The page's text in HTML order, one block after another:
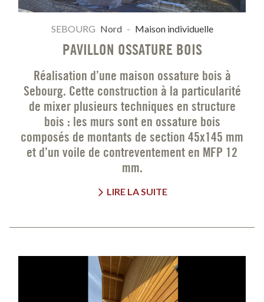
SEBOURG Nord - Maison individuelle
PAVILLON OSSATURE BOIS
Réalisation d’une maison ossature bois à
Sebourg. Cette construction à la particularité
de mixer plusieurs techniques en structure
bois : les murs sont en ossature bois
composés de montants de section 45x145 mm
et d’un voile de contreventement en MFP 12
mm.
LIRE LA SUITE